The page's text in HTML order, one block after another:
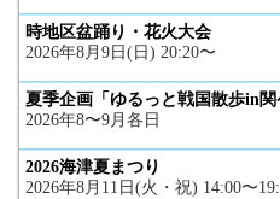
時地区盆踊り・花火大会
2026年8月9日(日) 20:20〜
夏季企画「ゆるっと戦国散歩in関
2026年8〜9月各日
2026海津夏まつり
2026年8月11日(火・祝) 14:00〜